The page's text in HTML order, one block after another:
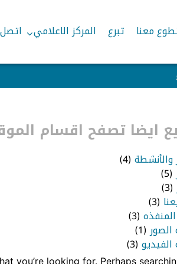
معنا تبرع المركز الاعلامي اتصل
ايضا تصفح اقسام
والأنشطة (4)
(5)
(3)
(3)
المنفذه (3)
الصور (1)
(3)